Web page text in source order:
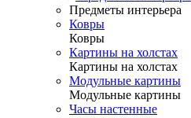
Предметы интерьера
Ковры
Ковры
Картины на холстах
Картины на холстах
Модульные картины
Модульные картины
Часы настенные